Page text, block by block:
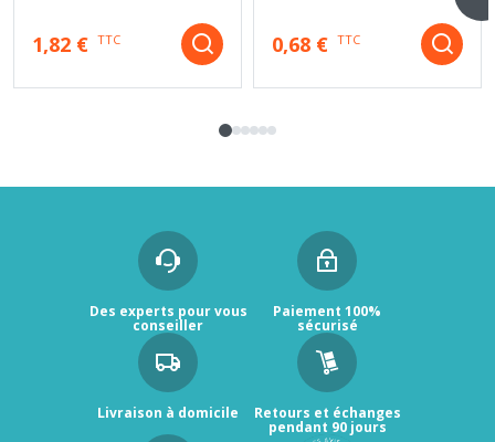
1,82 € TTC 0,68 € TTC
Des experts pour vous
conseiller
Paiement 100%
sécurisé
Livraison à domicile Retours et échanges
pendant 90 jours